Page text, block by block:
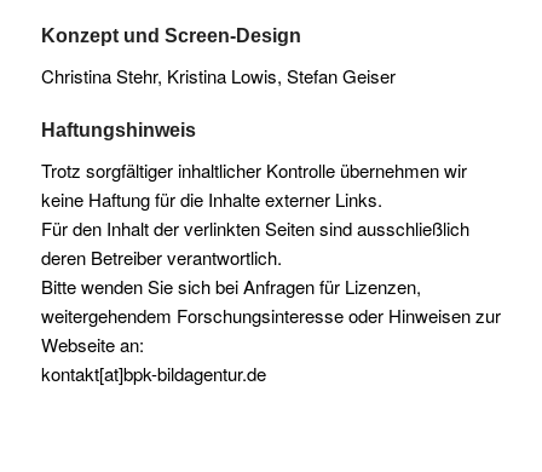
Konzept und Screen-Design
Christina Stehr, Kristina Lowis, Stefan Geiser
Haftungshinweis
Trotz sorgfältiger inhaltlicher Kontrolle übernehmen wir
keine Haftung für die Inhalte externer Links.
Für den Inhalt der verlinkten Seiten sind ausschließlich
deren Betreiber verantwortlich.
Bitte wenden Sie sich bei Anfragen für Lizenzen,
weitergehendem Forschungsinteresse oder Hinweisen zur
Webseite an:
kontakt[at]bpk-bildagentur.de